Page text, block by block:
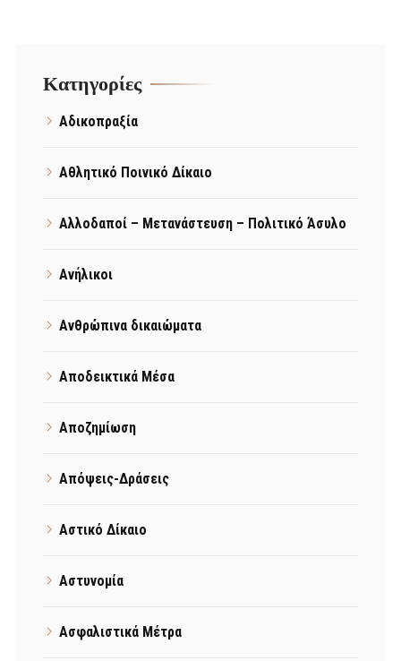
Kατηγορίες
Αδικοπραξία
Αθλητικό Ποινικό Δίκαιο
Αλλοδαποί – Μετανάστευση – Πολιτικό Άσυλο
Ανήλικοι
Ανθρώπινα δικαιώματα
Αποδεικτικά Μέσα
Αποζημίωση
Απόψεις-Δράσεις
Αστικό Δίκαιο
Αστυνομία
Ασφαλιστικά Μέτρα